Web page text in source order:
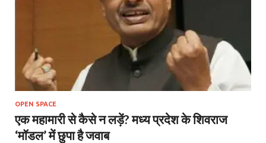
OPEN SPACE
एक महामारी से कैसे न लड़ें? मध्य प्रदेश के शिवराज
‘मॉडल’ में छुपा है जवाब